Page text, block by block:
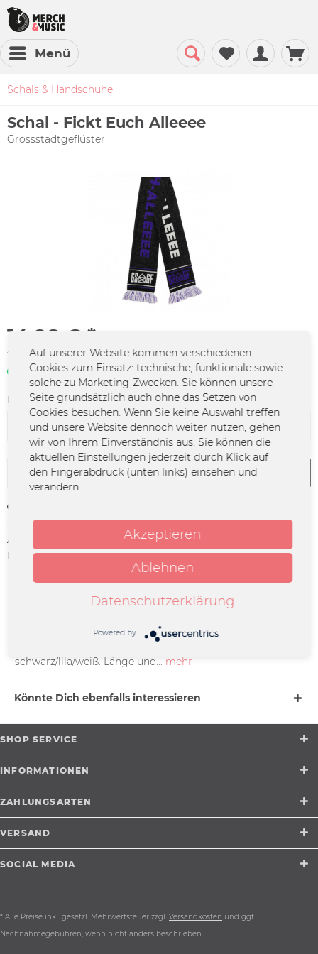
Menü
Schals & Handschuhe
Schal - Fickt Euch Alleeee
Grossstadtgeflüster
14,98 € *
*inkl. MwSt.zzgl. Versandkosten
Sofort verfügbar | 3 - 4 Werktage
Farbe:
In den Warenkorb
Artikel-Nr.:
GSGF-0012
Herstellerinfo:
Merchcowboy GmbH & Co. KG
Friedrich-Ebert-Straße 7 | 48153
Münster |
support@merchcowboy.com
schwarz/lila/weiß. Länge und... mehr
Könnte Dich ebenfalls interessieren
SHOP SERVICE
INFORMATIONEN
ZAHLUNGSARTEN
VERSAND
SOCIAL MEDIA
* Alle Preise inkl. gesetzl. Mehrwertsteuer zzgl. Versandkosten und ggf.
Nachnahmegebühren, wenn nicht anders beschrieben
Auf unserer Website kommen verschiedenen
Cookies zum Einsatz: technische, funktionale sowie
solche zu Marketing-Zwecken. Sie können unsere
Seite grundsätzlich auch ohne das Setzen von
Cookies besuchen. Wenn Sie keine Auswahl treffen
und unsere Website dennoch weiter nutzen, gehen
wir von Ihrem Einverständnis aus. Sie können die
aktuellen Einstellungen jederzeit durch Klick auf
den Fingerabdruck (unten links) einsehen und
verändern.
Akzeptieren
Ablehnen
Datenschutzerklärung
Powered by